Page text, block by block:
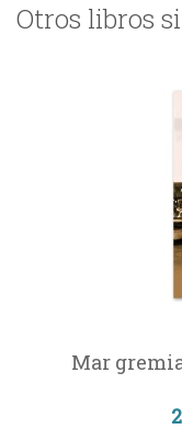
Otros libros
Mar